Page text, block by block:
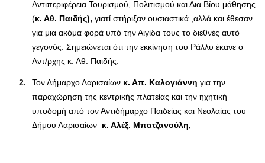
Αντιπεριφέρεια Τουρισμού, Πολιτισμού και Δια Βίου μάθησης
(κ. Αθ. Παιδής), γιατί στήριξαν ουσιαστικά ,αλλά και έθεσαν
για μια ακόμα φορά υπό την Αιγίδα τους το διεθνές αυτό
γεγονός. Σημειώνεται ότι την εκκίνηση του Ράλλυ έκανε ο
Αντ/ρχης κ. Αθ. Παιδής.
Τον Δήμαρχο Λαρισαίων κ. Απ. Καλογιάννη για την
παραχώρηση της κεντρικής πλατείας και την ηχητική
υποδομή από τον Αντιδήμαρχο Παιδείας και Νεολαίας του
Δήμου Λαρισαίων κ. Αλέξ. Μπατζανούλη,